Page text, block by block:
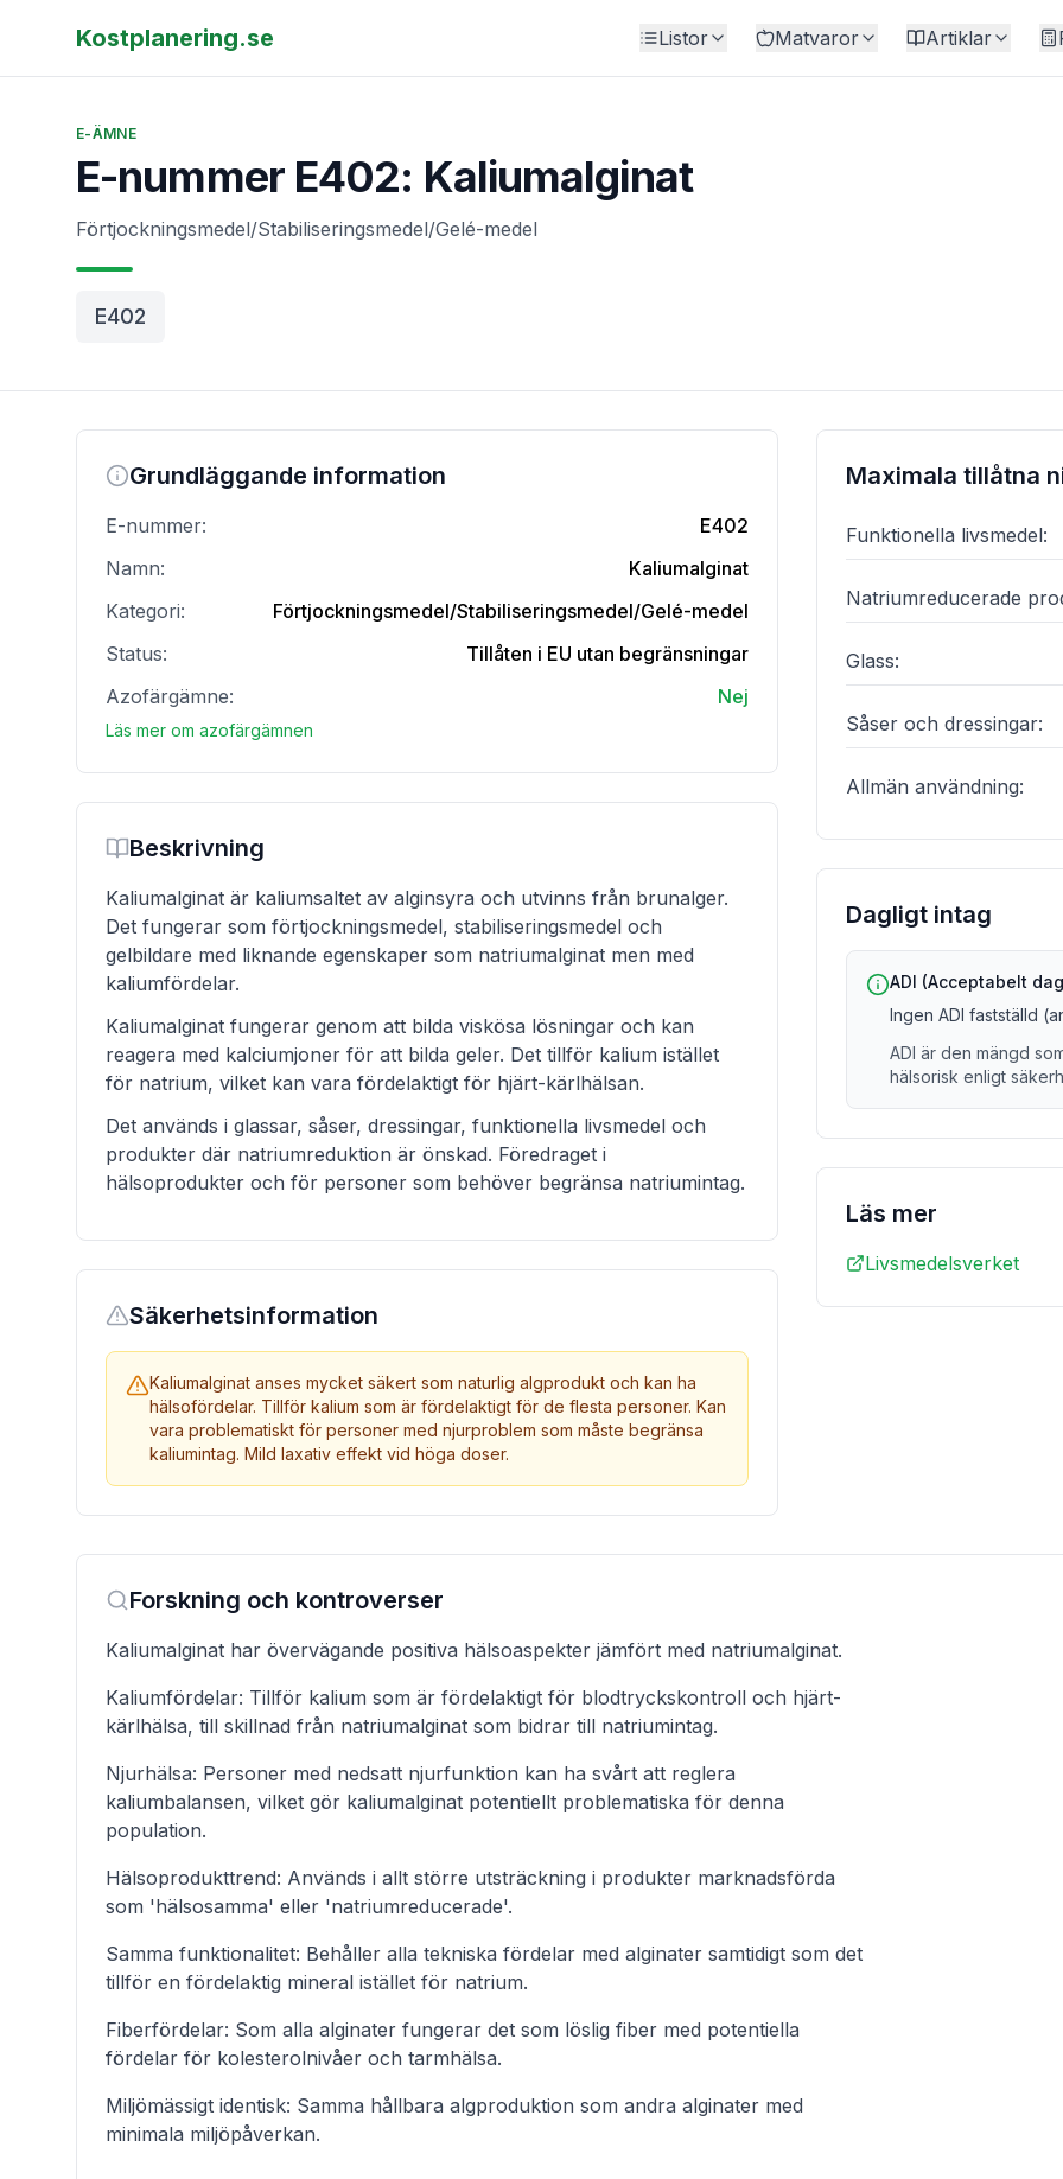
Kostplanering.se Listor Matvaror Artiklar
E-ÄMNE
E-nummer E402: Kaliumalginat
Förtjockningsmedel/Stabiliseringsmedel/Gelé-medel
E402
Grundläggande information
E-nummer:
E402
Namn:
Kaliumalginat
Kategori:
Förtjockningsmedel/Stabiliseringsmedel/Gelé-medel
Status:
Tillåten i EU utan begränsningar
Azofärgämne:
Nej
Läs mer om azofärgämnen
Beskrivning
Kaliumalginat är kaliumsaltet av alginsyra och utvinns från brunalger.
Det fungerar som förtjockningsmedel, stabiliseringsmedel och
gelbildare med liknande egenskaper som natriumalginat men med
kaliumfördelar.
Kaliumalginat fungerar genom att bilda viskösa lösningar och kan
reagera med kalciumjoner för att bilda geler. Det tillför kalium istället
för natrium, vilket kan vara fördelaktigt för hjärt-kärlhälsan.
Det används i glassar, såser, dressingar, funktionella livsmedel och
produkter där natriumreduktion är önskad. Föredraget i
hälsoprodukter och för personer som behöver begränsa natriumintag.
Säkerhetsinformation
Kaliumalginat anses mycket säkert som naturlig algprodukt och kan ha
hälsofördelar. Tillför kalium som är fördelaktigt för de flesta personer. Kan
vara problematiskt för personer med njurproblem som måste begränsa
kaliumintag. Mild laxativ effekt vid höga doser.
Maximala tillåtna
Funktionella livsmedel:
Natriumreducerade
Glass:
Såser och dressingar:
Allmän användning:
Dagligt intag
ADI (Acceptabelt
Ingen ADI fastställd
ADI är den mängd
hälsorisk enligt
Läs mer
Livsmedelsverket
Forskning och kontroverser
Kaliumalginat har övervägande positiva hälsoaspekter jämfört med natriumalginat.
Kaliumfördelar: Tillför kalium som är fördelaktigt för blodtryckskontroll och hjärt-
kärlhälsa, till skillnad från natriumalginat som bidrar till natriumintag.
Njurhälsa: Personer med nedsatt njurfunktion kan ha svårt att reglera
kaliumbalansen, vilket gör kaliumalginat potentiellt problematiska för denna
population.
Hälsoprodukttrend: Används i allt större utsträckning i produkter marknadsförda
som 'hälsosamma' eller 'natriumreducerade'.
Samma funktionalitet: Behåller alla tekniska fördelar med alginater samtidigt som det
tillför en fördelaktig mineral istället för natrium.
Fiberfördelar: Som alla alginater fungerar det som löslig fiber med potentiella
fördelar för kolesterolnivåer och tarmhälsa.
Miljömässigt identisk: Samma hållbara algproduktion som andra alginater med
minimala miljöpåverkan.